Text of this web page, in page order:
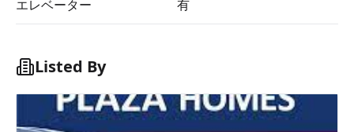
エレベーター 有
Listed By